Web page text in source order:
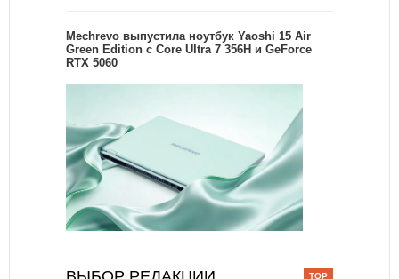
Mechrevo выпустила ноутбук Yaoshi 15 Air
Green Edition с Core Ultra 7 356H и GeForce
RTX 5060